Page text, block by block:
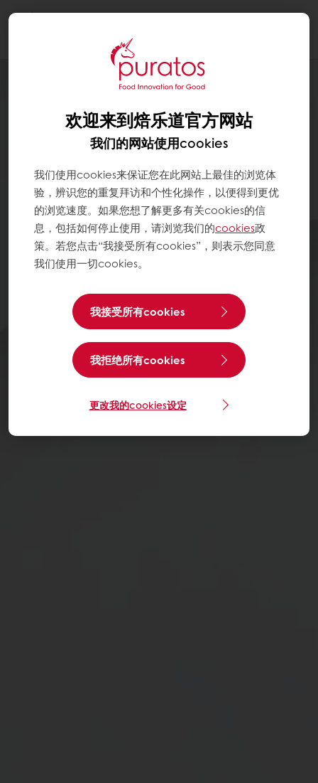
欢迎来到焙乐道官方网站
我们的网站使用cookies
我们使用cookies来保证您在此网站上最佳的浏览体
验，辨识您的重复拜访和个性化操作，以便得到更优
的浏览速度。如果您想了解更多有关cookies的信
息，包括如何停止使用，请浏览我们的cookies政
策。若您点击“我接受所有cookies”，则表示您同意
我们使用一切cookies。
我接受所有cookies
我拒绝所有cookies
更改我的cookies设定